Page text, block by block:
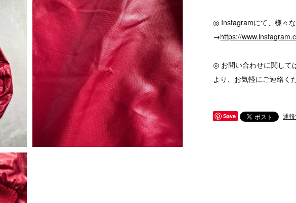
◎ Instagramにて、様々
→https://
◎ お問い合わせに関して
より、お気軽にご連絡く
Save 通